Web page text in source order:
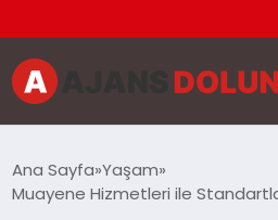
EĞITIM
Ana Sayfa Yaşam
Muayene Hizmetleri ile